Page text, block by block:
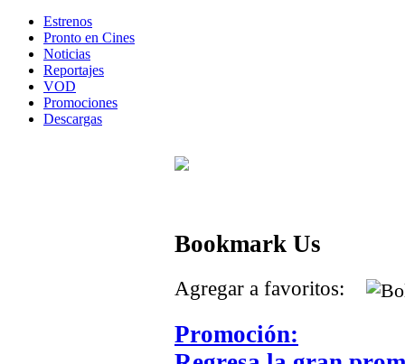
Estrenos
Pronto en Cines
Noticias
Reportajes
VOD
Promociones
Descargas
Bookmark Us
Agregar a favoritos:
Promoción: